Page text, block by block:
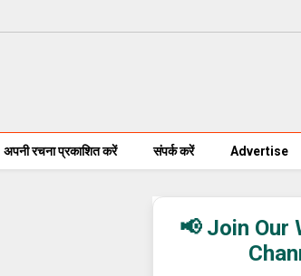
अपनी रचना प्रकाशित करें संपर्क करें Advertise
📢 Join Our